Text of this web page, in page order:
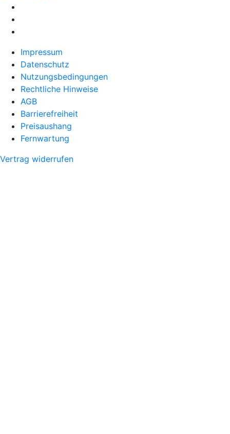
Impressum
Datenschutz
Nutzungsbedingungen
Rechtliche Hinweise
AGB
Barrierefreiheit
Preisaushang
Fernwartung
Vertrag widerrufen